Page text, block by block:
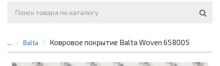
... Balta Ковровое покрытие Balta Woven 658005